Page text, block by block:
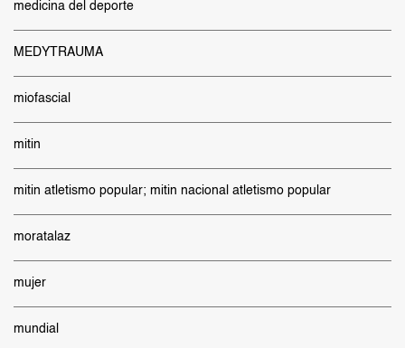
medicina del deporte
MEDYTRAUMA
miofascial
mitin
mitin atletismo popular; mitin nacional atletismo popular
moratalaz
mujer
mundial